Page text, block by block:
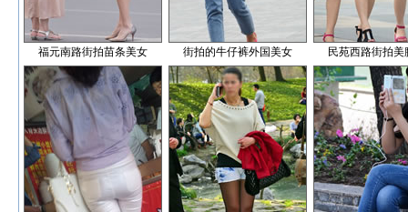
福元南路街拍苗条美女 街拍的牛仔裤外国美女 民苑西路街拍美